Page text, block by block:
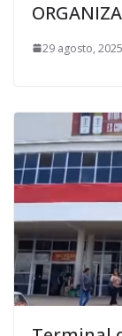
29 agosto, 2025